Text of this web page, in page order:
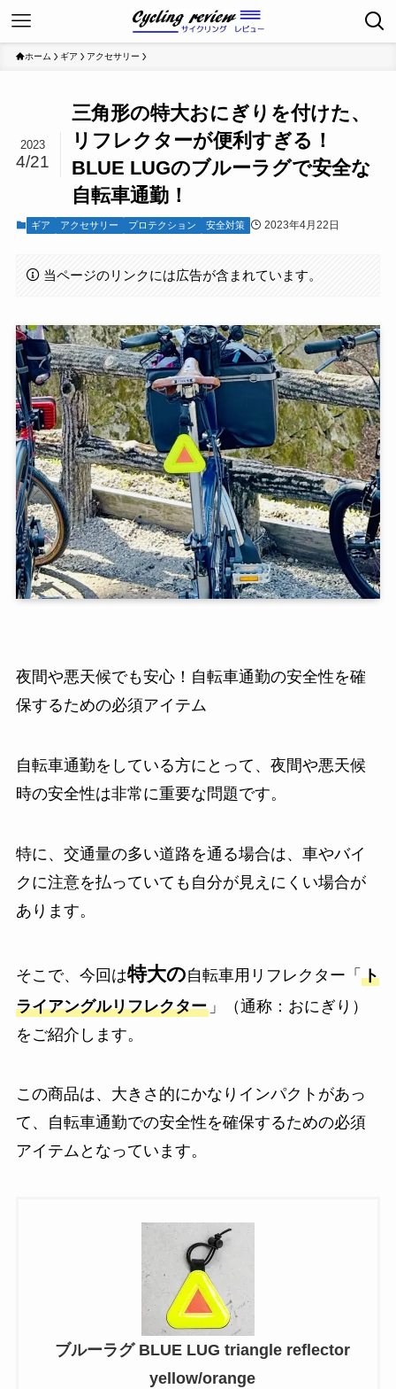
ホーム ギア アクセサリー
三角形の特大おにぎりを付けた、
リフレクターが便利すぎる！
BLUE LUGのブルーラグで安全な
自転車通勤！
2023
4/21
ギア アクセサリー プロテクション 安全対策 2023年4月22日
当ページのリンクには広告が含まれています。
夜間や悪天候でも安心！自転車通勤の安全性を確
保するための必須アイテム
自転車通勤をしている方にとって、夜間や悪天候
時の安全性は非常に重要な問題です。
特に、交通量の多い道路を通る場合は、車やバイ
クに注意を払っていても自分が見えにくい場合が
あります。
そこで、今回は特大の自転車用リフレクター「 ト
ライアングルリフレクター」（通称：おにぎり）
をご紹介します。
この商品は、大きさ的にかなりインパクトがあっ
て、自転車通勤での安全性を確保するための必須
アイテムとなっています。
ブルーラグ BLUE LUG triangle reflector
yellow/orange